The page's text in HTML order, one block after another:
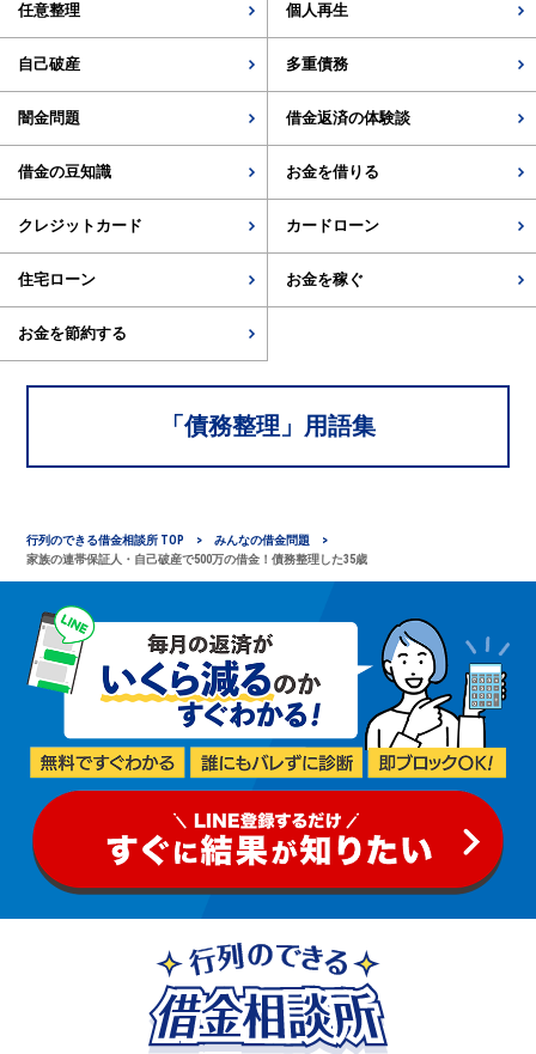
任意整理 個人再生
自己破産 多重債務
闇金問題 借金返済の体験談
借金の豆知識 お金を借りる
クレジットカード カードローン
住宅ローン お金を稼ぐ
お金を節約する
「 債務整理 」用語集
行列のできる借金相談所 TOP
みんなの借金問題
家族の連帯保証人・自己破産で500万の借金！債務整理した35歳